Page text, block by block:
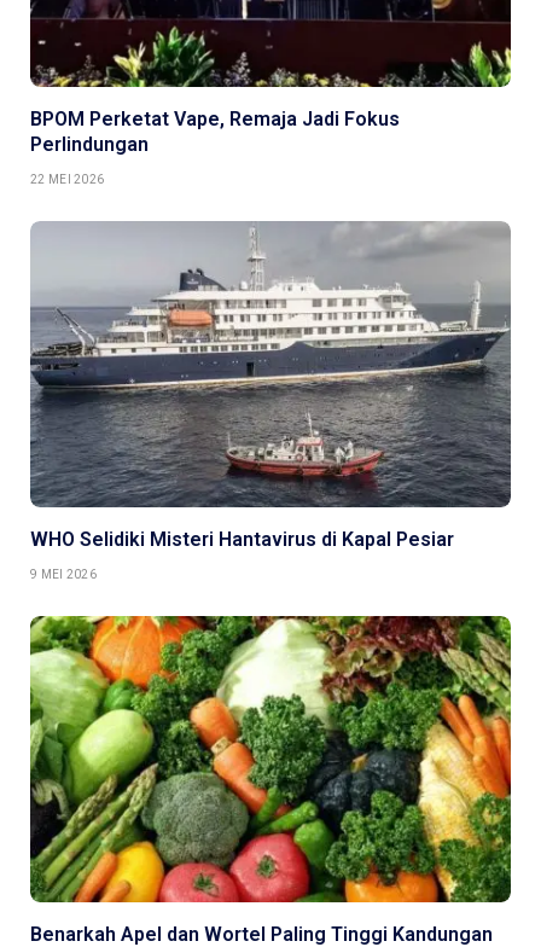
BPOM Perketat Vape, Remaja Jadi Fokus
Perlindungan
22 MEI 2026
WHO Selidiki Misteri Hantavirus di Kapal Pesiar
9 MEI 2026
Benarkah Apel dan Wortel Paling Tinggi Kandungan